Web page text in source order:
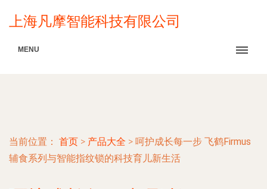
上海凡摩智能科技有限公司
MENU
当前位置： 首页 > 产品大全 > 呵护成长每一步 飞鹤Firmus
辅食系列与智能指纹锁的科技育儿新生活